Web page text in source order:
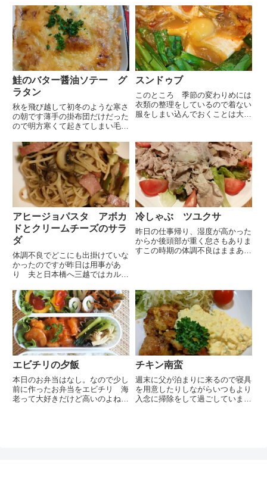
鮭のバター醤油ソテー グ
ラタン
秋を飛び越して初冬のような寒さ
の朝です薄手の掛布団だけだった
ので明方寒くて起きてしまい毛布
温は更に低くなるので体調にお気
をつけください と天気予報で言
っていました先日の衣替えでニッ
トを出しておいたので今日はそ
れ...
スンドゥブ
このところ 季節の変わりめには
衣類の整理をしているので着ない
服をしまい込んでおくことは大分
ターの種類によって肌がチクチク
して痒みが出るようになってきま
したデザインが気に入っている
の...
アヒージョパスタ アボカ
ドとクリームチーズのサラ
ダ
体調不良でどこにも出掛けていな
かったのですが昨日は用事があ
り 夫と日本橋へ三越ではカルテ
したイベントの為かお店に入るに
は一時間待ちでした用事を済ま
し 地下でお買物数日前から干瓢
巻きが食べたかったので志乃多寿
司へ...
冷しゃぶ ツユクサ
昨日の仕事帰り、湿度が高かった
からか後頭部が重く怠さもありま
すこの時期の体調不良はままある
く、いつも私が忙しくしていて見
逃しているだけなのだと思いま
す...
エビチリの夕飯
本日のお弁当はなし。なので少し
前に作ったお弁当をエビチリ 海
老って大好きだけど高いのよねミ
チキン南蛮
週末に父が泊まりに来るので寝具
を用意したりしながらいつもより
入念に掃除をして過ごしていまし